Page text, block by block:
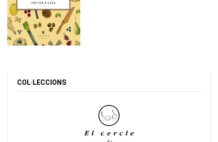
COL·LECCIONS